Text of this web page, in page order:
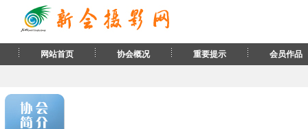
网站首页 协会概况 重要提示 会员作品